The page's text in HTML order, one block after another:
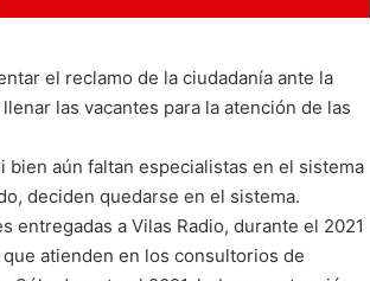
el reclamo de la ciudadanía ante la
las vacantes para la atención de las
bien aún faltan especialistas en el sistema
deciden quedarse en el sistema.
entregadas a Vilas Radio, durante el 2021
atienden en los consultorios de